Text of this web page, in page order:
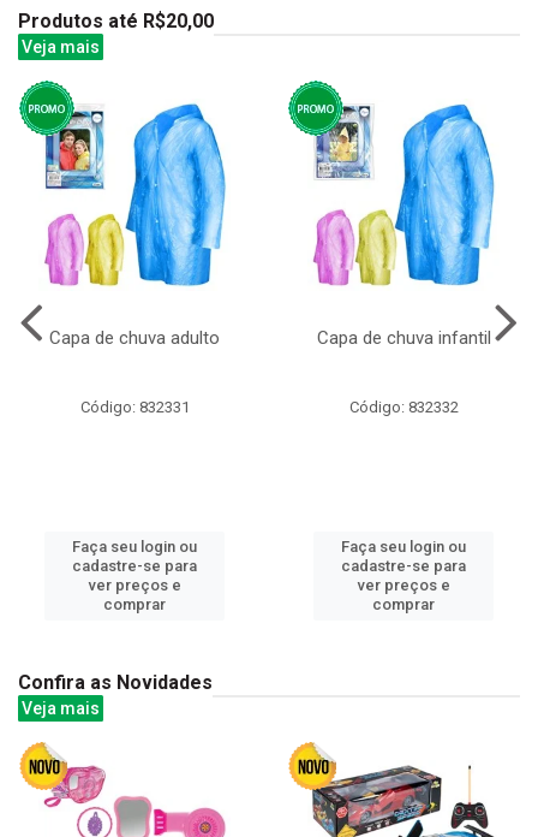
Produtos até R$20,00
Veja mais
Capa de chuva adulto
Código: 832331
Faça seu login ou
cadastre-se para
ver preços e
comprar
Capa de chuva infantil
Código: 832332
Faça seu login ou
cadastre-se para
ver preços e
comprar
Confira as Novidades
Veja mais